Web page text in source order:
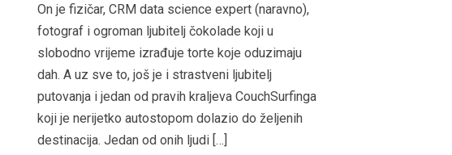
On je fizičar, CRM data science expert (naravno),
fotograf i ogroman ljubitelj čokolade koji u
slobodno vrijeme izrađuje torte koje oduzimaju
dah. A uz sve to, još je i strastveni ljubitelj
putovanja i jedan od pravih kraljeva CouchSurfinga
koji je nerijetko autostopom dolazio do željenih
destinacija. Jedan od onih ljudi […]